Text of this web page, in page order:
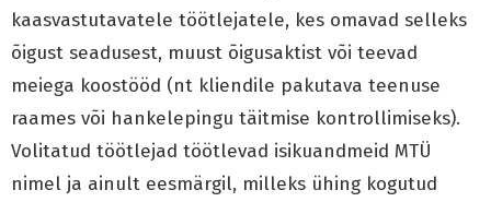
kaasvastutavatele töötlejatele, kes omavad selleks
õigust seadusest, muust õigusaktist või teevad
meiega koostööd (nt kliendile pakutava teenuse
raames või hankelepingu täitmise kontrollimiseks).
Volitatud töötlejad töötlevad isikuandmeid MTÜ
nimel ja ainult eesmärgil, milleks ühing kogutud